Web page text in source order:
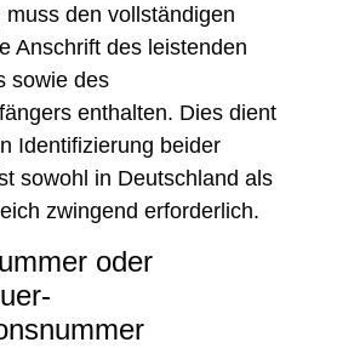
muss den vollständigen
Anschrift des leistenden
sowie des
enthalten. Dies dient
Identifizierung beider
sowohl in Deutschland als
zwingend erforderlich.
oder